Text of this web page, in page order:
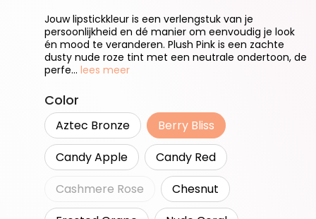
Jouw lipstickkleur is een verlengstuk van je
persoonlijkheid en dé manier om eenvoudig je look
én mood te veranderen. Plush Pink is een zachte
dusty nude roze tint met een neutrale ondertoon, de
perfe... lees meer
Selecteer
Color
Aztec Bronze
Berry Bliss
Candy Apple
Candy Red
Cashmere Rose(Deze optie is momenteel niet
Chesnut